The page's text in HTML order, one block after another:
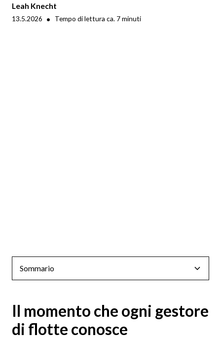
Leah Knecht
13.5.2026 • Tempo di lettura ca. 7minuti
Sommario
Il momento che ogni gestore
di flotte conosce